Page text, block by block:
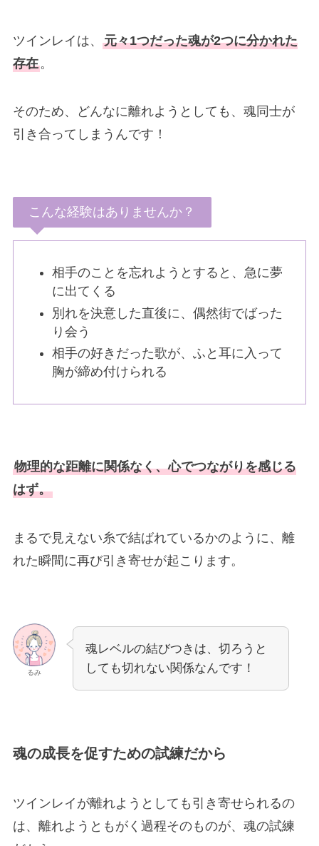
ツインレイは、 元々1つだった魂が2つに分かれた
存在。
そのため、どんなに離れようとしても、魂同士が
引き合ってしまうんです！
こんな経験はありませんか？
相手のことを忘れようとすると、急に夢
に出てくる
別れを決意した直後に、偶然街でばった
り会う
相手の好きだった歌が、ふと耳に入って
胸が締め付けられる
物理的な距離に関係なく、心でつながりを感じる
はず。
まるで見えない糸で結ばれているかのように、離
れた瞬間に再び引き寄せが起こります。
るみ
魂レベルの結びつきは、切ろうと
しても切れない関係なんです！
魂の成長を促すための試練だから
ツインレイが離れようとしても引き寄せられるの
は、離れようともがく過程そのものが、魂の試練